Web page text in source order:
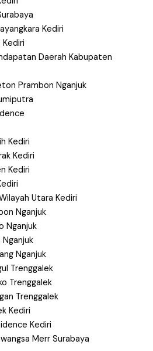
Kediri
Daerah Kabupaten
Prambon Nganjuk
Kediri
Kediri
Kediri
Utara Kediri
Nganjuk
Nganjuk
Nganjuk
Nganjuk
Trenggalek
Trenggalek
Trenggalek
Kediri
Kediri
Merr Surabaya